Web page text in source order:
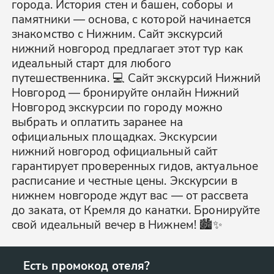
города. История стен и башен, соборы и
памятники — основа, с которой начинается
знакомство с Нижним. Сайт экскурсий
нижний новгород предлагает этот тур как
идеальный старт для любого
путешественника. 💻 Сайт экскурсий Нижний
Новгород — бронируйте онлайн Нижний
Новгород экскурсии по городу можно
выбрать и оплатить заранее на
официальных площадках. Экскурсии
нижний новгород официальный сайт
гарантирует проверенных гидов, актуальное
расписание и честные цены. Экскурсии в
нижнем новгороде ждут вас — от рассвета
до заката, от Кремля до канатки. Бронируйте
свой идеальный вечер в Нижнем! 🏙️✨
Есть промокод отеля?